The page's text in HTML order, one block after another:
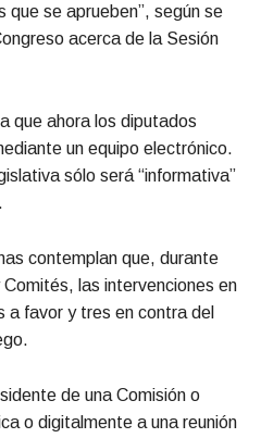
que se aprueben”, según se
acerca de la Sesión
que ahora los diputados
un equipo electrónico.
sólo será “informativa”
contemplan que, durante
las intervenciones en
favor y tres en contra del
de una Comisión o
o digitalmente a una reunión